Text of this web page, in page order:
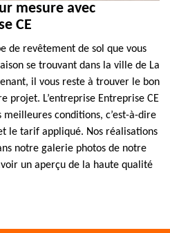
mesure avec
CE
de revêtement de sol que vous
se trouvant dans la ville de La
il vous reste à trouver le bon
projet. L’entreprise Entreprise CE
conditions, c’est-à-dire
le tarif appliqué. Nos réalisations
notre galerie photos de notre
un aperçu de la haute qualité